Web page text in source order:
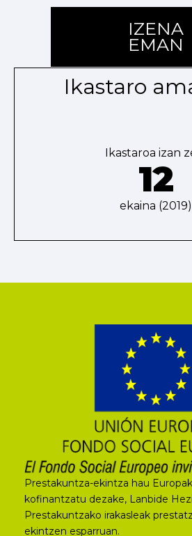
IZENA
EMAN
Ikastaro
Ikastaroa izan
12
ekaina (2019)
Prestakuntza-ekintza hau
kofinantzatu dezake, Lanbide
Prestakuntzako irakasleak
ekintzen esparruan.